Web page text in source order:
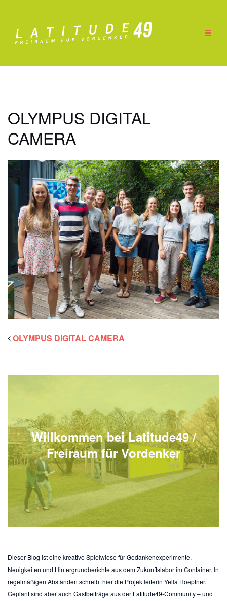
springen
OLYMPUS DIGITAL
CAMERA
OLYMPUS DIGITAL CAMERA
Willkommen bei Latitude49 /
Freiraum für Vordenker
Dieser Blog ist eine kreative Spielwiese für Gedankenexperimente,
Neuigkeiten und Hintergrundberichte aus dem Zukunftslabor im Container. In
regelmäßigen Abständen schreibt hier die Projektleiterin Yella Hoepfner.
Geplant sind aber auch Gastbeiträge aus der Latitude49-Community – und